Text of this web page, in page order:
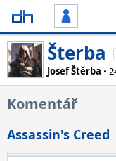
Šterba
Josef Štěrba •
Komentář
Assassin's Creed